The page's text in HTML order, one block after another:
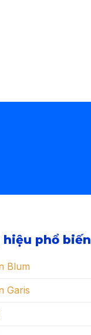
hiệu phổ biến
Blum
Garis